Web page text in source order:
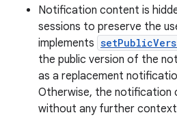
Notification content is
sessions to preserve the
implements
the public version of the
as a replacement
Otherwise, the notification
without any further